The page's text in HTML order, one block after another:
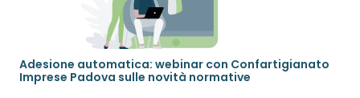
Adesione automatica: webinar con Confartigianato
Imprese Padova sulle novità normative